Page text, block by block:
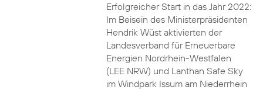
Erfolgreicher Start in das Jahr 2022:
Im Beisein des Ministerpräsidenten
Hendrik Wüst aktivierten der
Landesverband für Erneuerbare
Energien Nordrhein-Westfalen
(LEE NRW) und Lanthan Safe Sky
im Windpark Issum am Niederrhein